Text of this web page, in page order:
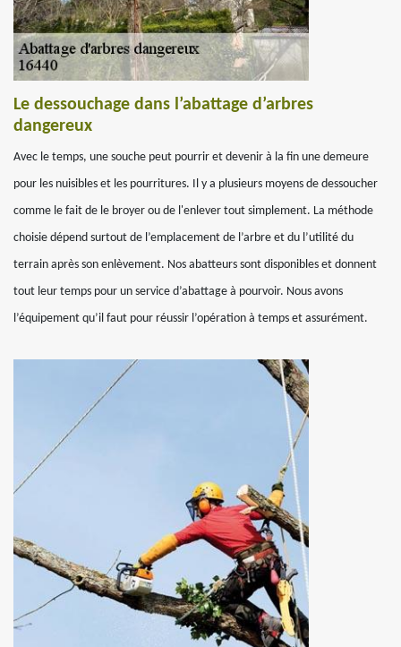
Le dessouchage dans l’abattage d’arbres
dangereux
Avec le temps, une souche peut pourrir et devenir à la fin une demeure
pour les nuisibles et les pourritures. Il y a plusieurs moyens de dessoucher
comme le fait de le broyer ou de l'enlever tout simplement. La méthode
choisie dépend surtout de l’emplacement de l’arbre et du l’utilité du
terrain après son enlèvement. Nos abatteurs sont disponibles et donnent
tout leur temps pour un service d’abattage à pourvoir. Nous avons
l’équipement qu’il faut pour réussir l’opération à temps et assurément.